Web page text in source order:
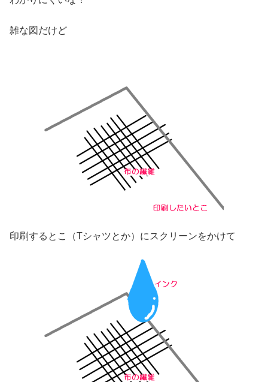
雑な図だけど
印刷するとこ（Tシャツとか）にスクリーンをかけて